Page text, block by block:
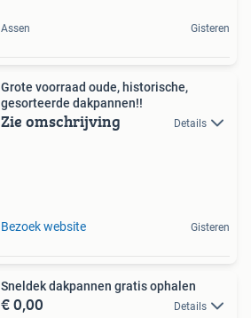
Assen Gisteren
Grote voorraad oude, historische,
gesorteerde dakpannen!!
Zie omschrijving Details
Bezoek website Gisteren
Sneldek dakpannen gratis ophalen
€ 0,00 Details